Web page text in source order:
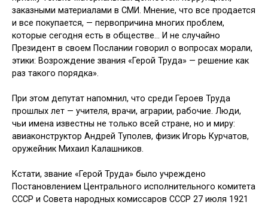
заказными материалами в СМИ. Мнение, что все продается
и все покупается, — первопричина многих проблем,
которые сегодня есть в обществе… И не случайно
Президент в своем Послании говорил о вопросах морали,
этики: Возрождение звания «Герой Труда» — решение как
раз такого порядка».
При этом депутат напомнил, что среди Героев Труда
прошлых лет — учителя, врачи, аграрии, рабочие. Люди,
чьи имена известны не только всей стране, но и миру:
авиаконструктор Андрей Туполев, физик Игорь Курчатов,
оружейник Михаил Калашников.
Кстати, звание «Герой Труда» было учреждено
Постановлением Центрального исполнительного комитета
СССР и Совета народных комиссаров СССР 27 июля 1921